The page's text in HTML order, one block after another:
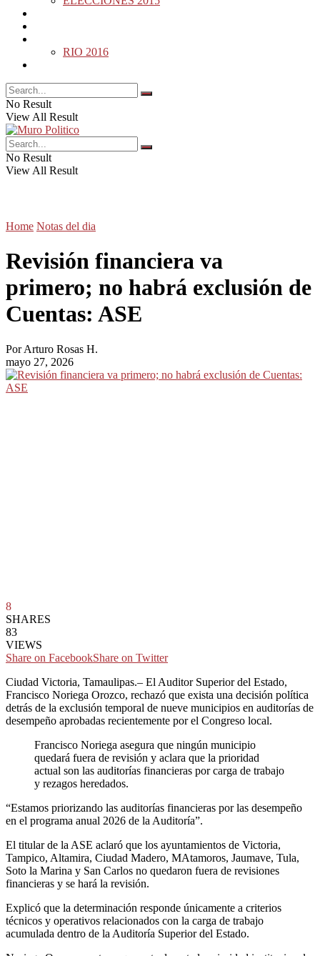
RIO 2016
No Result
View All Result
No Result
View All Result
Home Notas del dia
Revisión financiera va
primero; no habrá exclusión de
Cuentas: ASE
PorArturo Rosas H.
mayo 27, 2026
8
SHARES
83
VIEWS
Share on FacebookShare on Twitter
Ciudad Victoria, Tamaulipas.– El Auditor Superior del Estado,
Francisco Noriega Orozco, rechazó que exista una decisión política
detrás de la exclusión temporal de nueve municipios en auditorías de
desempeño aprobadas recientemente por el Congreso local.
Francisco Noriega asegura que ningún municipio
quedará fuera de revisión y aclara que la prioridad
actual son las auditorías financieras por carga de trabajo
y rezagos heredados.
“Estamos priorizando las auditorías financieras por las desempeño
en el programa anual 2026 de la Auditoría”.
El titular de la ASE aclaró que los ayuntamientos de Victoria,
Tampico, Altamira, Ciudad Madero, MAtamoros, Jaumave, Tula,
Soto la Marina y San Carlos no quedaron fuera de revisiones
financieras y se hará la revisión.
Explicó que la determinación responde únicamente a criterios
técnicos y operativos relacionados con la carga de trabajo
acumulada dentro de la Auditoría Superior del Estado.